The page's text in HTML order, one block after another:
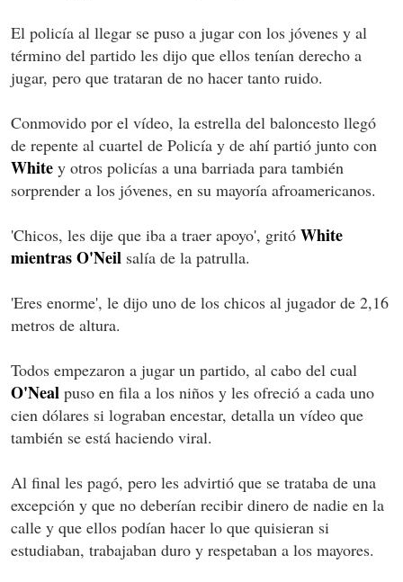
El policía al llegar se puso a jugar con los jóvenes y al
término del partido les dijo que ellos tenían derecho a
jugar, pero que trataran de no hacer tanto ruido.
Conmovido por el vídeo, la estrella del baloncesto llegó
de repente al cuartel de Policía y de ahí partió junto con
White y otros policías a una barriada para también
sorprender a los jóvenes, en su mayoría afroamericanos.
'Chicos, les dije que iba a traer apoyo', gritó White
mientras O'Neil salía de la patrulla.
'Eres enorme', le dijo uno de los chicos al jugador de 2,16
metros de altura.
Todos empezaron a jugar un partido, al cabo del cual
O'Neal puso en fila a los niños y les ofreció a cada uno
cien dólares si lograban encestar, detalla un vídeo que
también se está haciendo viral.
Al final les pagó, pero les advirtió que se trataba de una
excepción y que no deberían recibir dinero de nadie en la
calle y que ellos podían hacer lo que quisieran si
estudiaban, trabajaban duro y respetaban a los mayores.